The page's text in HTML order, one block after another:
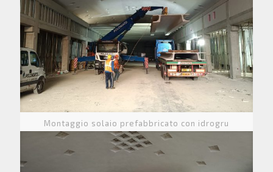
Montaggio solaio prefabbricato con idrogru